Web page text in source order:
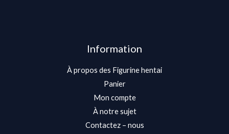
Information
À propos des Figurine hentai
Panier
Mon compte
À notre sujet
Contactez – nous